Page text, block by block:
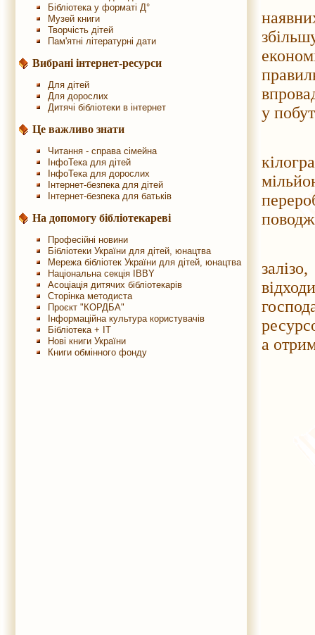
Бібліотека у форматі Д°
Музей книги
Творчість дітей
Пам'ятні літературні дати
Вибрані інтернет-ресурси
Для дітей
Для дорослих
Дитячі бібліотеки в інтернет
Це важливо знати
Читання - справа сімейна
ІнфоТека для дітей
ІнфоТека для дорослих
Інтернет-безпека для дітей
Інтернет-безпека для батьків
На допомогу бібліотекареві
Професійні новини
Бібліотеки України для дітей, юнацтва
Мережа бібліотек України для дітей, юнацтва
Національна секція IBBY
Асоціація дитячих бібліотекарів
Сторінка методиста
Проєкт "КОРДБА"
Інформаційна культура користувачів
Бібліотека + IT
Нові книги України
Книги обмінного фонду
у
а